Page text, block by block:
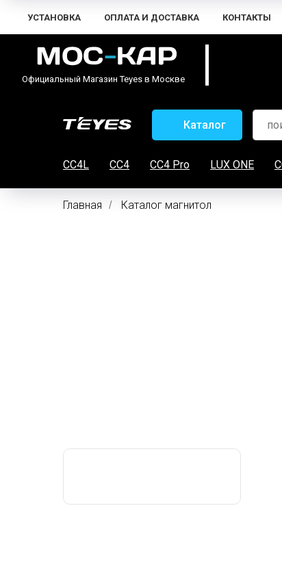
УСТАНОВКА ОПЛАТА И ДОСТАВКА КОНТАКТЫ
Официальный Магазин Teyes в Москве
Каталог
CC4L CC4 CC4 Pro LUX ONE
Главная / Каталог магнитол